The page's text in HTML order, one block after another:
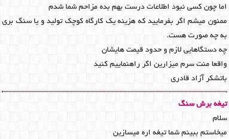
اما چون كسي نبود اطلاعات درست بهم بده مزاحم شما شدم
ممنون ميشم اگر بفرماييد كه هزينه يك كارگاه كوچك توليد و يا سنگ بري
به چه صورت هست.
چه دستگاهايي لازم و حدود قيمت هايشان
واقعا منت سرم ميزارين اگر راهنماييم كنيد
باتشكر آزاد قادري
تیغه برش سنگ
سلام
میخاستم ببینم شما تیغه اره میسازین